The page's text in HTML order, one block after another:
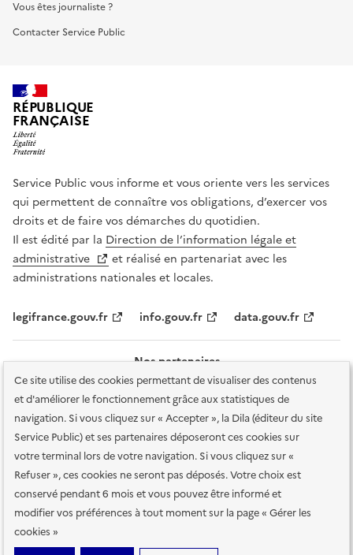
Ce site utilise des cookies permettant de visualiser des contenus
et d'améliorer le fonctionnement grâce aux statistiques de
navigation. Si vous cliquez sur « Accepter », la Dila (éditeur du site
Service Public) et ses partenaires déposeront ces cookies sur
votre terminal lors de votre navigation. Si vous cliquez sur «
Refuser », ces cookies ne seront pas déposés. Votre choix est
conservé pendant 6 mois et vous pouvez être informé et
modifier vos préférences à tout moment sur la page « Gérer les
cookies »
Vous êtes journaliste ?
Contacter Service Public
RÉPUBLIQUE
FRANÇAISE
Service Public vous informe et vous oriente vers les services
qui permettent de connaître vos obligations, d’exercer vos
droits et de faire vos démarches du quotidien.
Il est édité par la Direction de l’information légale et
administrative
et réalisé en partenariat avec les
administrations nationales et locales.
legifrance.gouv.fr info.gouv.fr data.gouv.fr
Nos partenaires
Plan du site Accessibilité : totalement conforme
Accessibilité des
services en ligne Mentions légales Données personnelles et sécurité
Conditions générales d'utilisation Gestion des cookies